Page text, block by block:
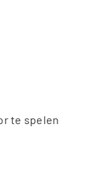
te spelen